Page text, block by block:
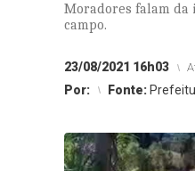
Moradores falam
campo.
23/08/2021 16h03
Por: Fonte: